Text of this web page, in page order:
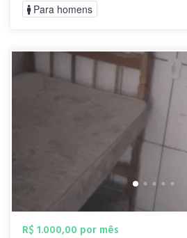
Para homens
R$ 1.000,00 por mês